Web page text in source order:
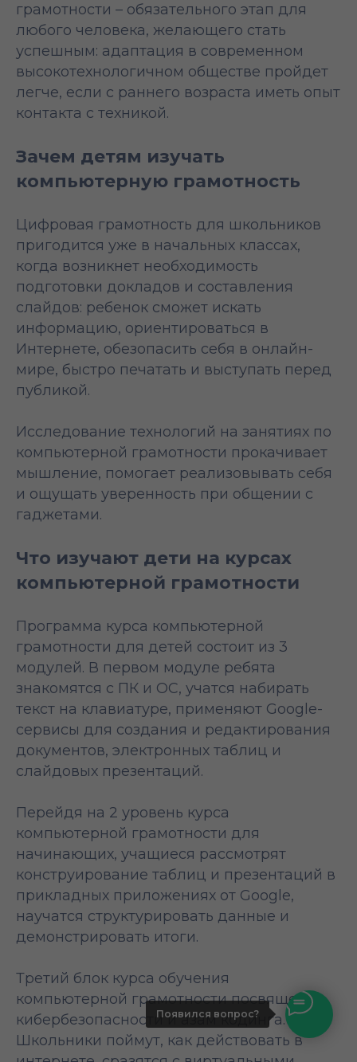
Появился вопрос?
грамотности – обязательного этап для
любого человека, желающего стать
успешным: адаптация в современном
высокотехнологичном обществе пройдет
легче, если с раннего возраста иметь опыт
контакта с техникой.
Зачем детям изучать
компьютерную грамотность
Цифровая грамотность для школьников
пригодится уже в начальных классах,
когда возникнет необходимость
подготовки докладов и составления
слайдов: ребенок сможет искать
информацию, ориентироваться в
Интернете, обезопасить себя в онлайн-
мире, быстро печатать и выступать перед
публикой.
Исследование технологий на занятиях по
компьютерной грамотности прокачивает
мышление, помогает реализовывать себя
и ощущать уверенность при общении с
гаджетами.
Что изучают дети на курсах
компьютерной грамотности
Программа курса компьютерной
грамотности для детей состоит из 3
модулей. В первом модуле ребята
знакомятся с ПК и ОС, учатся набирать
текст на клавиатуре, применяют Google-
сервисы для создания и редактирования
документов, электронных таблиц и
слайдовых презентаций.
Перейдя на 2 уровень курса
компьютерной грамотности для
начинающих, учащиеся рассмотрят
конструирование таблиц и презентаций в
прикладных приложениях от Google,
научатся структурировать данные и
демонстрировать итоги.
Третий блок курса обучения
компьютерной грамотности посвящен
кибербезопасности и азам кодинга.
Школьники поймут, как действовать в